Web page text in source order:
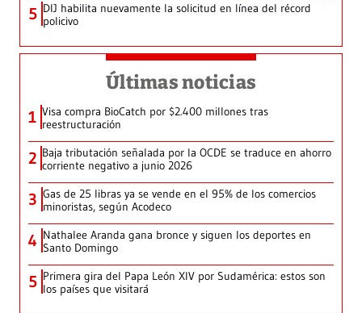
5 DIJ habilita nuevamente la solicitud en línea del récord
policivo
Últimas noticias
1 Visa compra BioCatch por $2.400 millones tras
reestructuración
2 Baja tributación señalada por la OCDE se traduce en ahorro
corriente negativo a junio 2026
3 Gas de 25 libras ya se vende en el 95% de los comercios
minoristas, según Acodeco
4 Nathalee Aranda gana bronce y siguen los deportes en
Santo Domingo
5 Primera gira del Papa León XIV por Sudamérica: estos son
los países que visitará